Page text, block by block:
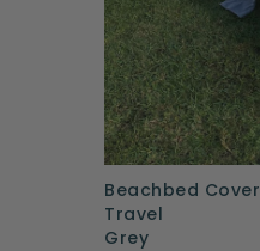
Beachbed Cover
Travel
Grey